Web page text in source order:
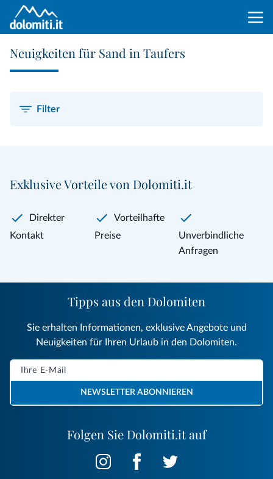
Neuigkeiten für Sand in Taufers
Filter
Exklusive Vorteile von Dolomiti.it
Direkter
Kontakt
Vorteilhafte
Preise
Unverbindliche
Anfragen
Folgen Sie Dolomiti.it auf
Tipps aus den Dolomiten
Sie erhalten Informationen, exklusive Angebote und
Neuigkeiten für Ihren Urlaub in den Dolomiten.
NEWSLETTER ABONNIEREN